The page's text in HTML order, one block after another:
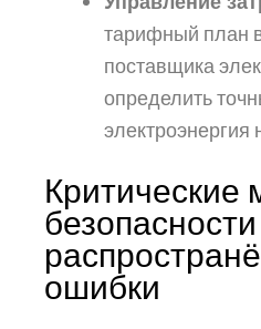
тарифный план
поставщика
определить
электроэнергия
Критические
ошибки